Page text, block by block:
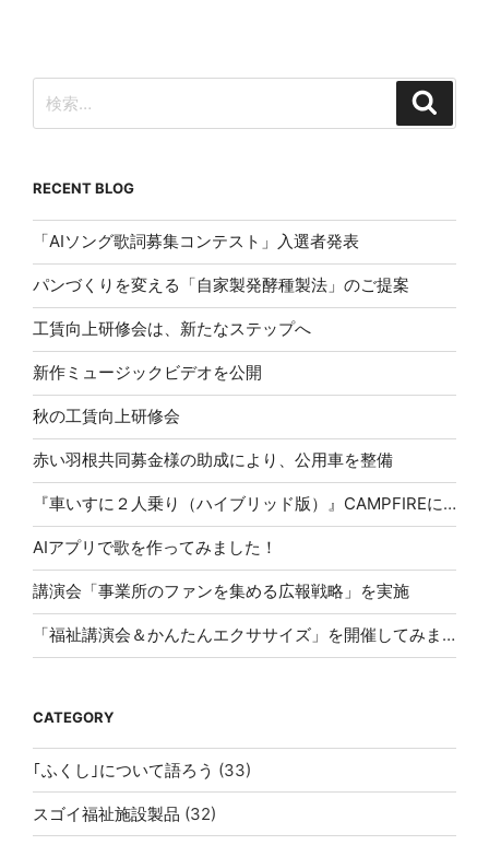
ン
索:
RECENT BLOG
「AIソング歌詞募集コンテスト」入選者発表
パンづくりを変える「自家製発酵種製法」のご提案
工賃向上研修会は、新たなステップへ
新作ミュージックビデオを公開
秋の工賃向上研修会
赤い羽根共同募金様の助成により、公用車を整備
『車いすに２人乗り（ハイブリッド版）』CAMPFIREにて応援購入スタート！
AIアプリで歌を作ってみました！
講演会「事業所のファンを集める広報戦略」を実施
「福祉講演会＆かんたんエクササイズ」を開催してみませんか？
CATEGORY
｢ふくし｣について語ろう (33)
スゴイ福祉施設製品 (32)